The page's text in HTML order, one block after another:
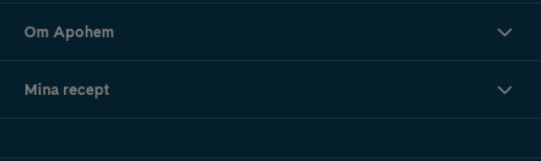
Om Apohem
Mina recept